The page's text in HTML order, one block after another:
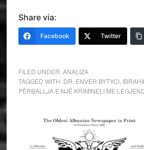
Share via:
Facebook Twitter
FILED UNDER:ANALIZA
TAGGED WITH: DR. ENVER BYTYCI,
PËRBALLJA E NJË KRIMINELI ME